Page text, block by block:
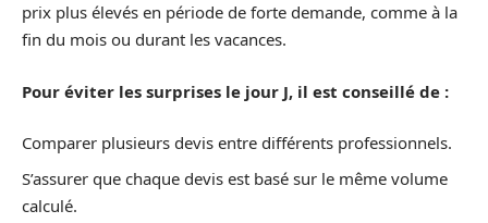
prix plus élevés en période de forte demande, comme à la
fin du mois ou durant les vacances.
Pour éviter les surprises le jour J, il est conseillé de :
Comparer plusieurs devis entre différents professionnels.
S’assurer que chaque devis est basé sur le même volume
calculé.